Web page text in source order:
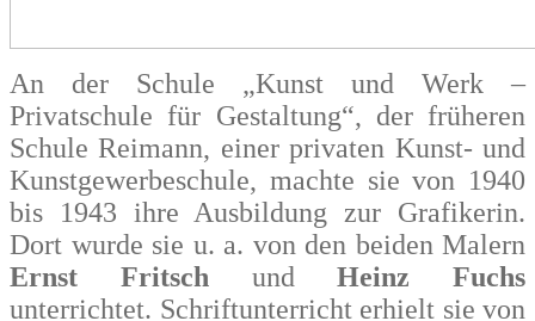
An der Schule „Kunst und Werk –
Privatschule für Gestaltung“, der früheren
Schule Reimann, einer privaten Kunst- und
Kunstgewerbeschule, machte sie von 1940
bis 1943 ihre Ausbildung zur Grafikerin.
Dort wurde sie u. a. von den beiden Malern
Ernst Fritsch undHeinz Fuchs
unterrichtet. Schriftunterricht erhielt sie von